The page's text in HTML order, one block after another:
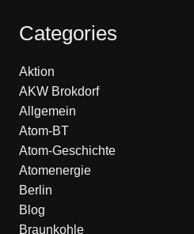
Categories
Aktion
AKW Brokdorf
Allgemein
Atom-BT
Atom-Geschichte
Atomenergie
Berlin
Blog
Braunkohle